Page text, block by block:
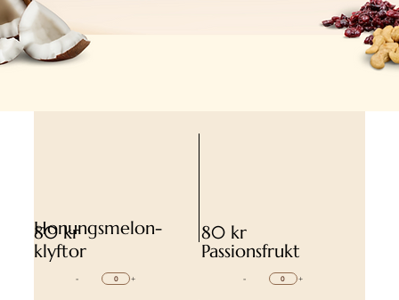
80 kr
Honungsmelon-
klyftor
- +
80 kr
Passionsfrukt
- +